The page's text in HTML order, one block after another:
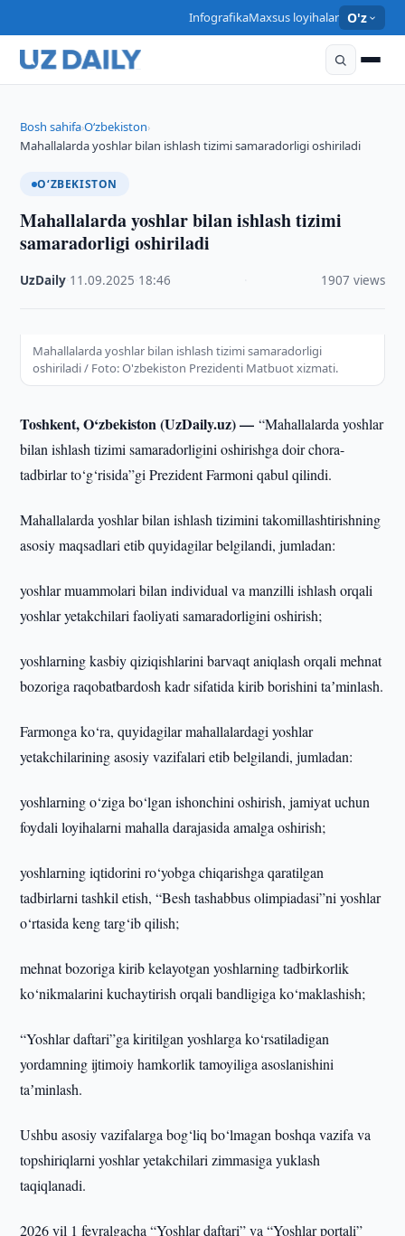
InfografikaMaxsus loyihalar O'z
Bosh sahifa›O‘zbekiston›
Mahallalarda yoshlar bilan ishlash tizimi samaradorligi oshiriladi
O‘ZBEKISTON
Mahallalarda yoshlar bilan ishlash tizimi
samaradorligi oshiriladi
UzDaily 11.09.2025 18:46 1907 views
Mahallalarda yoshlar bilan ishlash tizimi samaradorligi
oshiriladi / Foto: O'zbekiston Prezidenti Matbuot xizmati.
Toshkent, O‘zbekiston (UzDaily.uz) —“Mahallalarda yoshlar
bilan ishlash tizimi samaradorligini oshirishga doir chora-
tadbirlar to‘g‘risida”gi Prezident Farmoni qabul qilindi.
Mahallalarda yoshlar bilan ishlash tizimini takomillashtirishning
asosiy maqsadlari etib quyidagilar belgilandi, jumladan:
yoshlar muammolari bilan individual va manzilli ishlash orqali
yoshlar yetakchilari faoliyati samaradorligini oshirish;
yoshlarning kasbiy qiziqishlarini barvaqt aniqlash orqali mehnat
bozoriga raqobatbardosh kadr sifatida kirib borishini taʼminlash.
Farmonga ko‘ra, quyidagilar mahallalardagi yoshlar
yetakchilarining asosiy vazifalari etib belgilandi, jumladan:
yoshlarning o‘ziga bo‘lgan ishonchini oshirish, jamiyat uchun
foydali loyihalarni mahalla darajasida amalga oshirish;
yoshlarning iqtidorini ro‘yobga chiqarishga qaratilgan
tadbirlarni tashkil etish, “Besh tashabbus olimpiadasi”ni yoshlar
o‘rtasida keng targ‘ib qilish;
mehnat bozoriga kirib kelayotgan yoshlarning tadbirkorlik
ko‘nikmalarini kuchaytirish orqali bandligiga ko‘maklashish;
“Yoshlar daftari”ga kiritilgan yoshlarga ko‘rsatiladigan
yordamning ijtimoiy hamkorlik tamoyiliga asoslanishini
taʼminlash.
Ushbu asosiy vazifalarga bog‘liq bo‘lmagan boshqa vazifa va
topshiriqlarni yoshlar yetakchilari zimmasiga yuklash
taqiqlanadi.
2026 yil 1 fevralgacha “Yoshlar daftari” va “Yoshlar portali”